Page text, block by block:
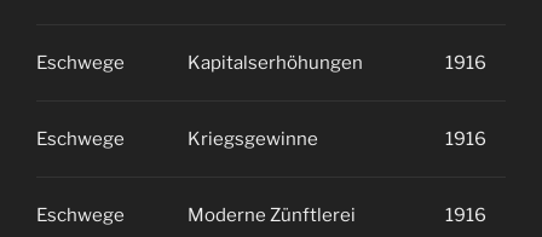
Eschwege Kapitalserhöhungen 1916
Eschwege Kriegsgewinne 1916
Eschwege Moderne Zünftlerei 1916